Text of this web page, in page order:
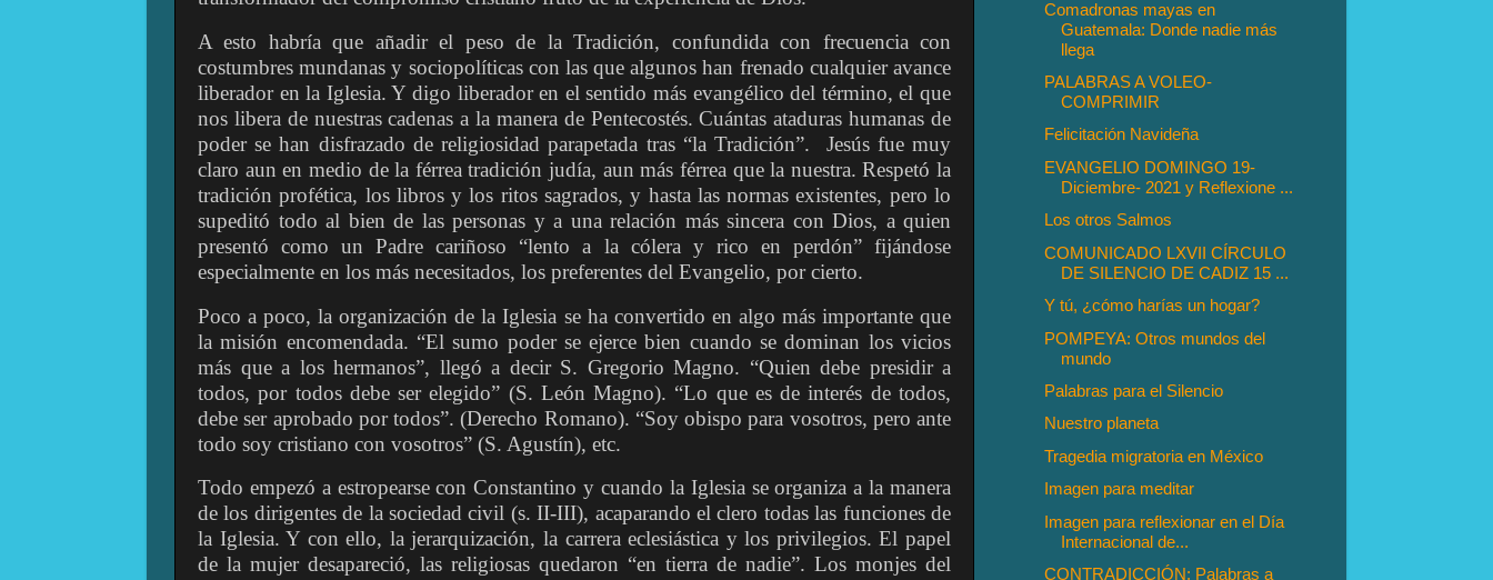
A esto habría que añadir el peso de la Tradición, confundida con frecuencia con
costumbres mundanas y sociopolíticas con las que algunos han frenado cualquier avance
liberador en la Iglesia. Y digo liberador en el sentido más evangélico del término, el que
nos libera de nuestras cadenas a la manera de Pentecostés. Cuántas ataduras humanas de
poder se han disfrazado de religiosidad parapetada tras “la Tradición”.
Jesús fue muy
claro aun en medio de la férrea tradición judía, aun más férrea que la nuestra. Respetó la
tradición profética, los libros y los ritos sagrados, y hasta las normas existentes, pero lo
supeditó todo al bien de las personas y a una relación más sincera con Dios, a quien
presentó como un Padre cariñoso “lento a la cólera y rico en perdón” fijándose
especialmente en los más necesitados, los preferentes del Evangelio, por cierto.
Poco a poco, la organización de la Iglesia se ha convertido en algo más importante que
la misión encomendada. “El sumo poder se ejerce bien cuando se dominan los vicios
más que a los hermanos”, llegó a decir S. Gregorio Magno. “Quien debe presidir a
todos, por todos debe ser elegido” (S. León Magno). “Lo que es de interés de todos,
debe ser aprobado por todos”. (Derecho Romano). “Soy obispo para vosotros, pero ante
todo soy cristiano con vosotros” (S. Agustín), etc.
Todo empezó a estropearse con Constantino y cuando la Iglesia se organiza a la manera
de los dirigentes de la sociedad civil (s. II-III), acaparando el clero todas las funciones de
la Iglesia. Y con ello, la jerarquización, la carrera eclesiástica y los privilegios. El papel
de la mujer desapareció, las religiosas quedaron “en tierra de nadie”. Los monjes del
Comadronas mayas en
Guatemala: Donde nadie más
llega
PALABRAS A VOLEO-
COMPRIMIR
Felicitación Navideña
EVANGELIO DOMINGO 19-
Diciembre- 2021 y Reflexione ...
Los otros Salmos
COMUNICADO LXVII CÍRCULO
DE SILENCIO DE CADIZ 15 ...
Y tú, ¿cómo harías un hogar?
POMPEYA: Otros mundos del
mundo
Palabras para el Silencio
Nuestro planeta
Tragedia migratoria en México
Imagen para meditar
Imagen para reflexionar en el Día
Internacional de...
CONTRADICCIÓN: Palabras a